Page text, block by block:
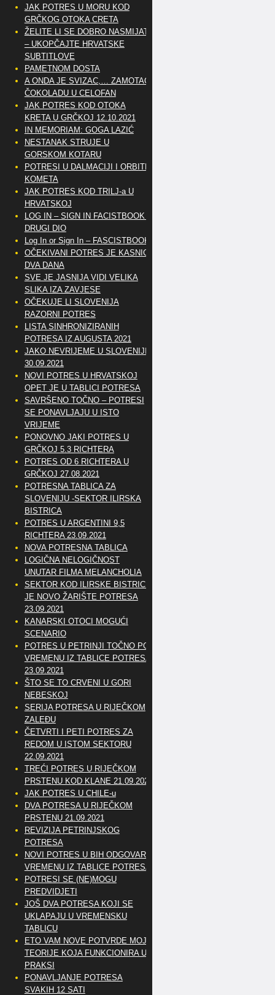
JAK POTRES U MORU KOD
GRČKOG OTOKA CRETA
ŽELITE LI SE DOBRO NASMIJATI
– UKOPČAJTE HRVATSKE
SUBTITLOVE
PAMETNOM DOSTA
A ONDA JE SVIZAC,… ZAMOTAO
ČOKOLADU U CELOFAN
JAK POTRES KOD OTOKA
KRETA U GRČKOJ 12.10.2021
IN MEMORIAM: GOGA LAZIĆ
NESTANAK STRUJE U
GORSKOM KOTARU
POTRESI U DALMACIJI I ORBITE
KOMETA
JAK POTRES KOD TRILJ-a U
HRVATSKOJ
LOG IN – SIGN IN FACISTBOOK –
DRUGI DIO
Log In or Sign In – FASCISTBOOK
OČEKIVANI POTRES JE KASNIO
DVA DANA
SVE JE JASNIJA VIDI VELIKA
SLIKA IZA ZAVJESE
OČEKUJE LI SLOVENIJA
RAZORNI POTRES
LISTA SINHRONIZIRANIH
POTRESA IZ AUGUSTA 2021
JAKO NEVRIJEME U SLOVENIJI
30.09.2021
NOVI POTRES U HRVATSKOJ
OPET JE U TABLICI POTRESA
SAVRŠENO TOČNO – POTRESI
SE PONAVLJAJU U ISTO
VRIJEME
PONOVNO JAKI POTRES U
GRČKOJ 5.3 RICHTERA
POTRES OD 6 RICHTERA U
GRČKOJ 27.08.2021
POTRESNA TABLICA ZA
SLOVENIJU -SEKTOR ILIRSKA
BISTRICA
POTRES U ARGENTINI 9,5
RICHTERA 23.09.2021
NOVA POTRESNA TABLICA
LOGIČNA NELOGIČNOST
UNUTAR FILMA MELANCHOLIA
SEKTOR KOD ILIRSKE BISTRICE
JE NOVO ŽARIŠTE POTRESA
23.09.2021
KANARSKI OTOCI MOGUĆI
SCENARIO
POTRES U PETRINJI TOČNO PO
VREMENU IZ TABLICE POTRESA
23.09.2021
ŠTO SE TO CRVENI U GORI
NEBESKOJ
SERIJA POTRESA U RIJEČKOM
ZALEĐU
ČETVRTI I PETI POTRES ZA
REDOM U ISTOM SEKTORU
22.09.2021
TREĆI POTRES U RIJEČKOM
PRSTENU KOD KLANE 21.09.2021
JAK POTRES U CHILE-u
DVA POTRESA U RIJEČKOM
PRSTENU 21.09.2021
REVIZIJA PETRINJSKOG
POTRESA
NOVI POTRES U BIH ODGOVARA
VREMENU IZ TABLICE POTRESA
POTRESI SE (NE)MOGU
PREDVIDJETI
JOŠ DVA POTRESA KOJI SE
UKLAPAJU U VREMENSKU
TABLICU
ETO VAM NOVE POTVRDE MOJE
TEORIJE KOJA FUNKCIONIRA U
PRAKSI
PONAVLJANJE POTRESA
SVAKIH 12 SATI